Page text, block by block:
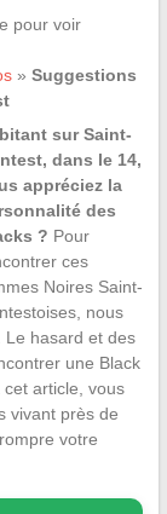
pour voir
» Suggestions
sur Saint-
dans le 14,
appréciez la
des
? Pour
ces
Noires Saint-
nous
Le hasard et des
une Black
article, vous
vivant près de
votre